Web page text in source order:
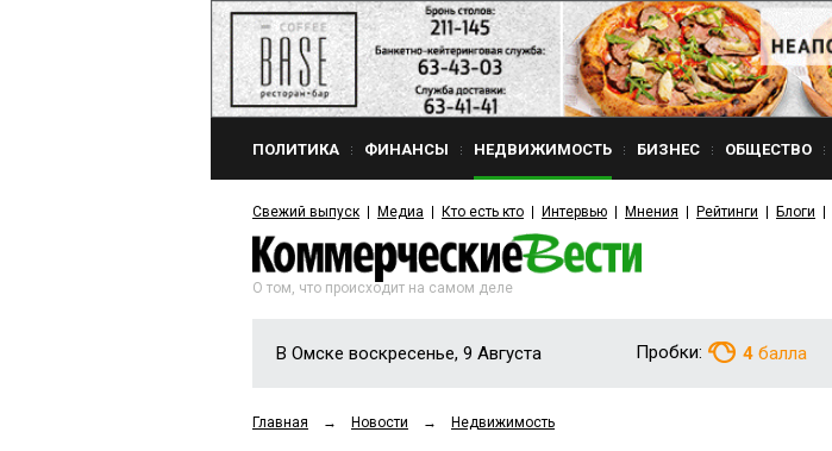
ПОЛИТИКА ФИНАНСЫ НЕДВИЖИМОСТЬ БИЗНЕС ОБЩЕСТВО
Свежий выпуск Медиа Кто есть кто Интервью Мнения Рейтинги Блоги
О том, что происходит на самом деле
В Омске воскресенье, 9 Августа Пробки: 4 балла
Главная → Новости → Недвижимость